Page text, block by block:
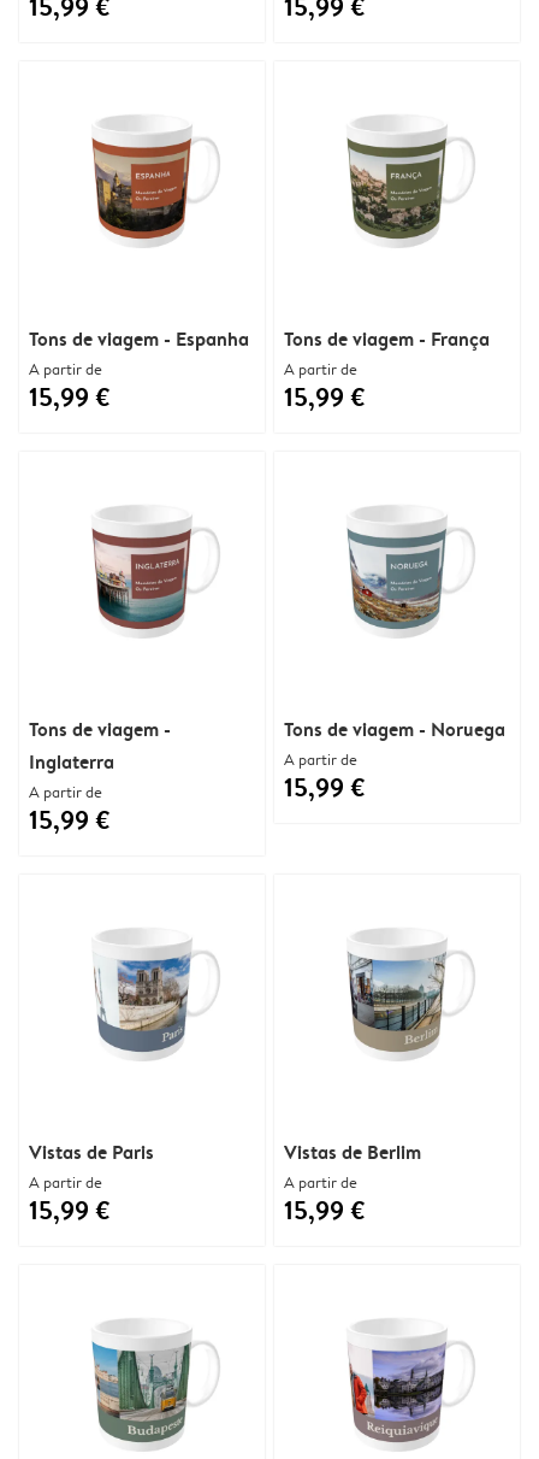
Tons de viagem - Espanha
A partir de
15,99 €
Tons de viagem - França
A partir de
15,99 €
Tons de viagem -
Inglaterra
A partir de
15,99 €
Tons de viagem - Noruega
A partir de
15,99 €
Vistas de Paris
A partir de
15,99 €
Vistas de Berlim
A partir de
15,99 €